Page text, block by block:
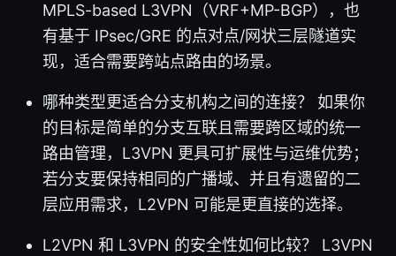
MPLS-based L3VPN（VRF+MP-BGP），也
有基于 IPsec/GRE 的点对点/网状三层隧道实
现，适合需要跨站点路由的场景。
哪种类型更适合分支机构之间的连接？ 如果你
的目标是简单的分支互联且需要跨区域的统一
路由管理，L3VPN 更具可扩展性与运维优势；
若分支要保持相同的广播域、并且有遗留的二
层应用需求，L2VPN 可能是更直接的选择。
L2VPN 和 L3VPN 的安全性如何比较？ L3VPN